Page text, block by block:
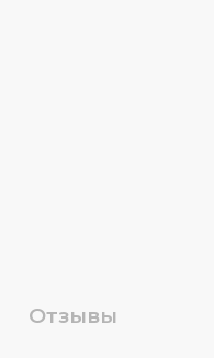
Отзывы